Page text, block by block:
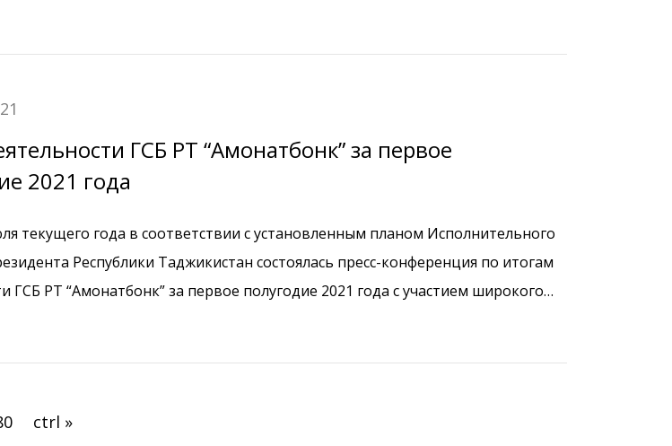
ГСБ РТ “Амонатбонк” за первое
2021 года
года в соответствии с установленным планом Исполнительного
Республики Таджикистан состоялась пресс-конференция по итогам
ГСБ РТ “Амонатбонк” за первое полугодие 2021 года с участием широкого
ctrl »